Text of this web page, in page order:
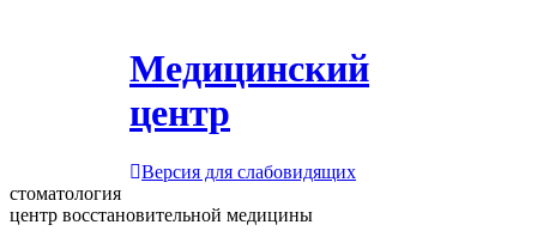
Медицинский
центр
Версия для слабовидящих
стоматология
центр восстановительной медицины